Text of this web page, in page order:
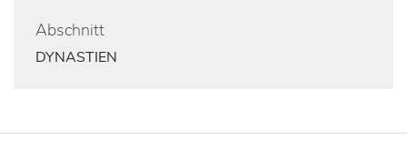
Abschnitt
DYNASTIEN